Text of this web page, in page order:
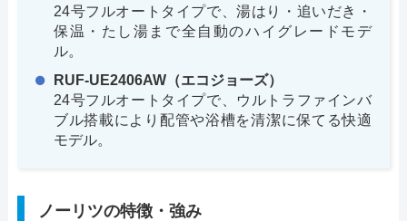
24号フルオートタイプで、湯はり・追いだき・
保温・たし湯まで全自動のハイグレードモデ
ル。
RUF-UE2406AW（エコジョーズ）
24号フルオートタイプで、ウルトラファインバ
ブル搭載により配管や浴槽を清潔に保てる快適
モデル。
ノーリツの特徴・強み